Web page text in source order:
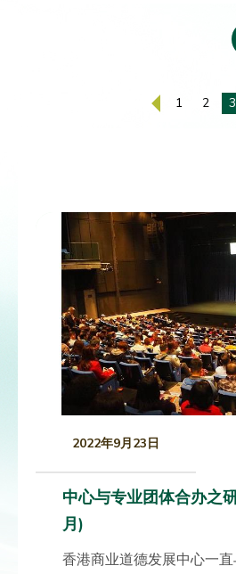
1 2 3
2022年9月23日
中心与专业团体合办之
月)
香港商业道德发展中心一